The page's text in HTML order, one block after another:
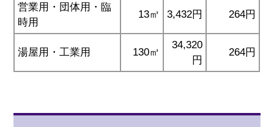
営業用・団体用・臨
時用
13㎥ 3,432円 264円
湯屋用・工業用 130㎥
34,320
円
264円